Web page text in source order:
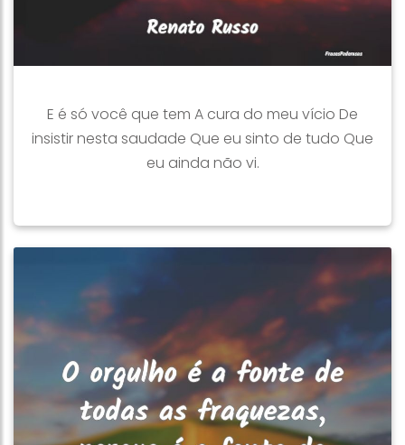
E é só você que tem A cura do meu vício De
insistir nesta saudade Que eu sinto de tudo Que
eu ainda não vi.